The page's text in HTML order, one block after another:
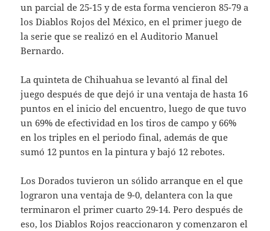
un parcial de 25-15 y de esta forma vencieron 85-79 a
los Diablos Rojos del México, en el primer juego de
la serie que se realizó en el Auditorio Manuel
Bernardo.
La quinteta de Chihuahua se levantó al final del
juego después de que dejó ir una ventaja de hasta 16
puntos en el inicio del encuentro, luego de que tuvo
un 69% de efectividad en los tiros de campo y 66%
en los triples en el periodo final, además de que
sumó 12 puntos en la pintura y bajó 12 rebotes.
Los Dorados tuvieron un sólido arranque en el que
lograron una ventaja de 9-0, delantera con la que
terminaron el primer cuarto 29-14. Pero después de
eso, los Diablos Rojos reaccionaron y comenzaron el